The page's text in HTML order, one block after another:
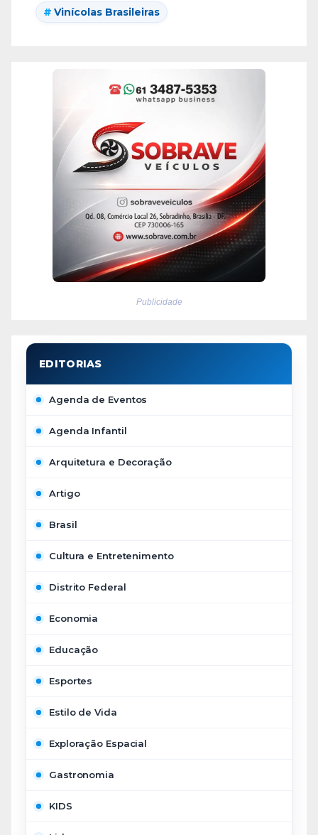
Vinícolas Brasileiras
Publicidade
Agenda de Eventos
Agenda Infantil
Arquitetura e Decoração
Artigo
Brasil
Cultura e Entretenimento
Distrito Federal
Economia
Educação
Esportes
Estilo de Vida
Exploração Espacial
Gastronomia
KIDS